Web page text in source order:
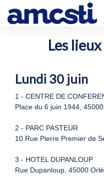
Les
Lundi 30 juin
1 - CENTRE DE
Place du 6 juin 1944,
2 - PARC PASTEUR
10 Rue Pierre Premier de
3 - HOTEL DUPANLOUP
Rue Dupanloup, 45000